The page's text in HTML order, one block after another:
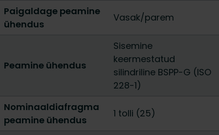
Paigaldage peamine
ühendus
Vasak/parem
Peamine ühendus
Sisemine
keermestatud
silindriline BSPP-G (ISO
228-1)
Nominaaldiafragma
peamine ühendus
1 tolli (25)